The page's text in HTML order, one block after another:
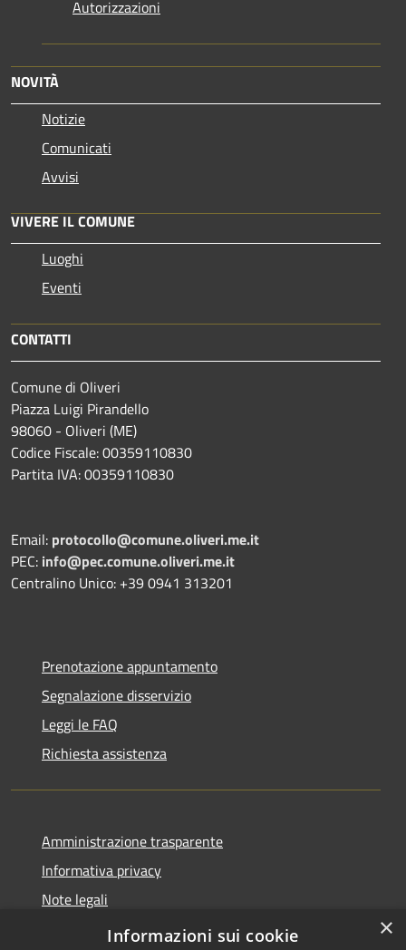
Autorizzazioni
NOVITÀ
Notizie
Comunicati
Avvisi
VIVERE IL COMUNE
Luoghi
Eventi
CONTATTI
Comune di Oliveri
Piazza Luigi Pirandello
98060 - Oliveri (ME)
Codice Fiscale: 00359110830
Partita IVA: 00359110830
Email: protocollo@comune.oliveri.me.it
PEC: info@pec.comune.oliveri.me.it
Centralino Unico: +39 0941 313201
Prenotazione appuntamento
Segnalazione disservizio
Leggi le FAQ
Richiesta assistenza
Amministrazione trasparente
Informativa privacy
Note legali
Dichiarazione di accessibilità
×
Informazioni sui cookie